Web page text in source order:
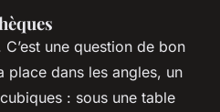
une question de bon
place dans les angles, un
: sous une table